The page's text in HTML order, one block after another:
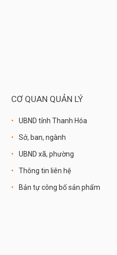
CƠ QUAN QUẢN LÝ
UBND tỉnh Thanh Hóa
Sở, ban, ngành
UBND xã, phường
Thông tin liên hệ
Bản tự công bố sản phẩm